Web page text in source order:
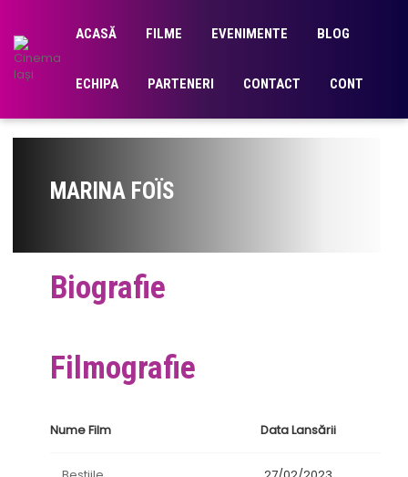
ACASĂ FILME EVENIMENTE BLOG
ECHIPA PARTENERI CONTACT CONT
MARINA FOÏS
Biografie
Filmografie
Nume Film Data Lansării